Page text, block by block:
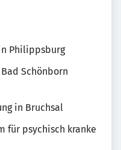
Philippsburg
Schönborn
in Bruchsal
für psychisch kranke